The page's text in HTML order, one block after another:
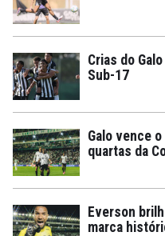
Crias do
Sub-17
Galo vence
quartas da
Everson
marca